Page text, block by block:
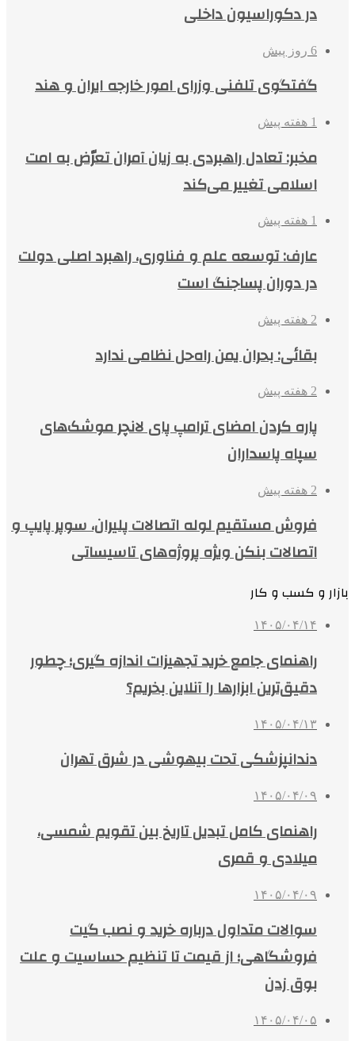
در دکوراسیون داخلی
6 روز پیش
گفتگوی تلفنی وزرای امور خارجه ایران و هند
1 هفته پیش
مخبر: تعادل راهبردی به زیان آمران تعرّض به امت
اسلامی تغییر می‌کند
1 هفته پیش
عارف: توسعه علم و فناوری، راهبرد اصلی دولت
در دوران پساجنگ است
2 هفته پیش
بقائی: بحران یمن راه‌حل نظامی ندارد
2 هفته پیش
پاره کردن امضای ترامپ پای لانچر موشک‌های
سپاه پاسداران
2 هفته پیش
فروش مستقیم لوله اتصالات پلیران، سوپر پایپ و
اتصالات بنکن ویژه پروژه‌های تاسیساتی
بازار و کسب و کار
۱۴۰۵/۰۴/۱۴
راهنمای جامع خرید تجهیزات اندازه گیری؛ چطور
دقیق‌ترین ابزارها را آنلاین بخریم؟
۱۴۰۵/۰۴/۱۳
دندانپزشکی تحت بیهوشی در شرق تهران
۱۴۰۵/۰۴/۰۹
راهنمای کامل تبدیل تاریخ بین تقویم شمسی،
میلادی و قمری
۱۴۰۵/۰۴/۰۹
سوالات متداول درباره خرید و نصب گیت
فروشگاهی؛ از قیمت تا تنظیم حساسیت و علت
بوق زدن
۱۴۰۵/۰۴/۰۵